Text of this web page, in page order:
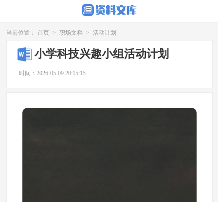
当前位置： 首页 > 职场文档 > 活动计划
小学科技兴趣小组活动计划
时间：2026-05-09 20:15:15